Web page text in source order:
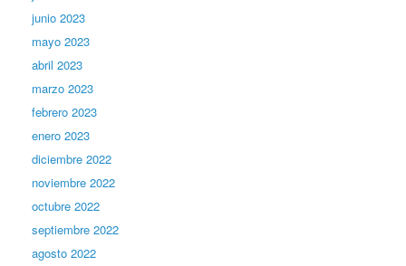
junio 2023
mayo 2023
abril 2023
marzo 2023
febrero 2023
enero 2023
diciembre 2022
noviembre 2022
octubre 2022
septiembre 2022
agosto 2022